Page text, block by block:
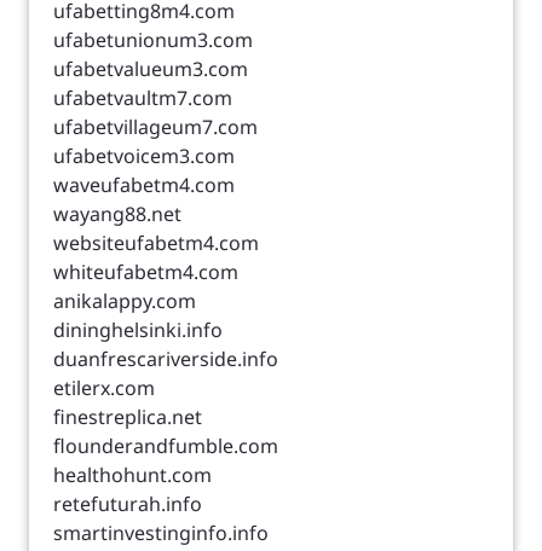
ufabetting8m4.com
ufabetunionum3.com
ufabetvalueum3.com
ufabetvaultm7.com
ufabetvillageum7.com
ufabetvoicem3.com
waveufabetm4.com
wayang88.net
websiteufabetm4.com
whiteufabetm4.com
anikalappy.com
dininghelsinki.info
duanfrescariverside.info
etilerx.com
finestreplica.net
flounderandfumble.com
healthohunt.com
retefuturah.info
smartinvestinginfo.info